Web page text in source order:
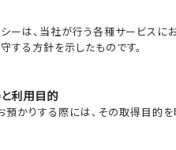
ーは、当社が行う各種サービスに
する方針を示したものです。
利用目的
かりする際には、その取得目的を